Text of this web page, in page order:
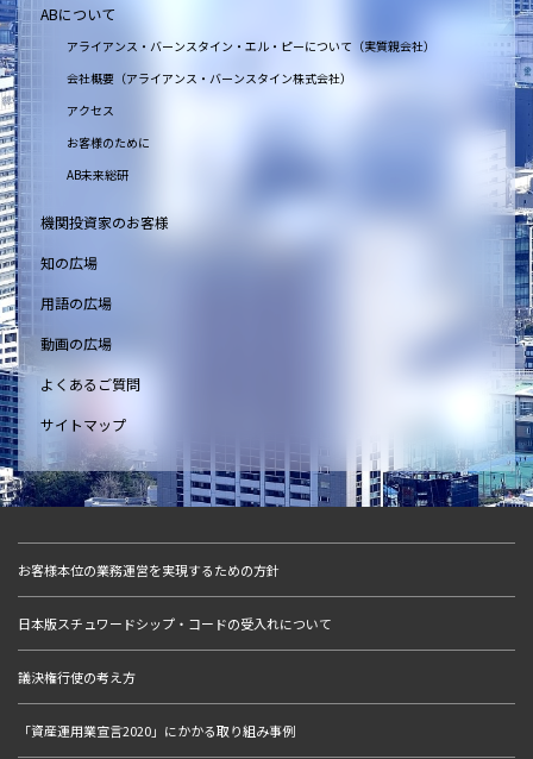
ABについて
アライアンス・バーンスタイン・エル・ピーについて（実質親会社）
会社概要（アライアンス・バーンスタイン株式会社）
アクセス
お客様のために
AB未来総研
機関投資家のお客様
知の広場
用語の広場
動画の広場
よくあるご質問
サイトマップ
お客様本位の業務運営を実現するための方針
日本版スチュワードシップ・コードの受入れについて
議決権行使の考え方
「資産運用業宣言2020」にかかる取り組み事例